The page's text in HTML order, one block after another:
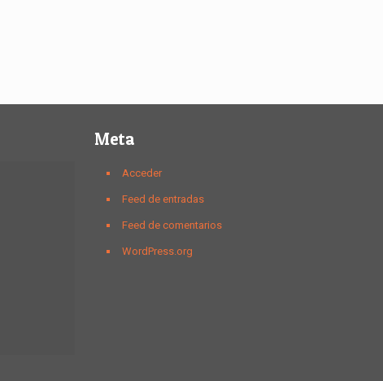
Meta
Acceder
Feed de entradas
Feed de comentarios
WordPress.org